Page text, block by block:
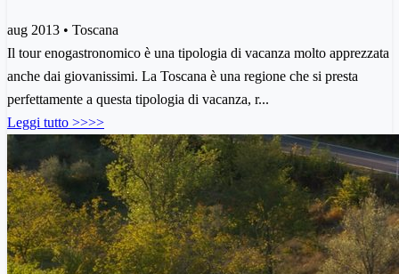
aug 2013 • Toscana
Il tour enogastronomico è una tipologia di vacanza molto apprezzata
anche dai giovanissimi. La Toscana è una regione che si presta
perfettamente a questa tipologia di vacanza, r...
Leggi tutto >>>>